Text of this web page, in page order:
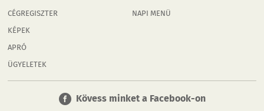
CÉGREGISZTER
KÉPEK
APRÓ
ÜGYELETEK
NAPI MENÜ
Kövess minket a Facebook-on